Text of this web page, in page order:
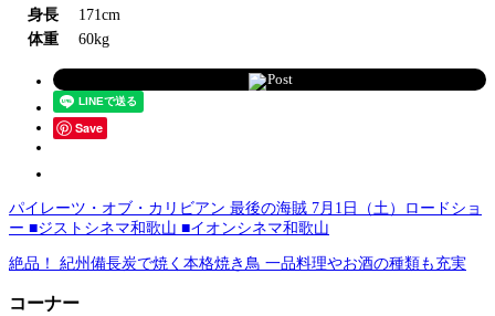
身長
171cm
体重
60kg
Post
Save
パイレーツ・オブ・カリビアン 最後の海賊 7月1日（土）ロードショ
ー ■ジストシネマ和歌山 ■イオンシネマ和歌山
絶品！ 紀州備長炭で焼く本格焼き鳥 一品料理やお酒の種類も充実
コーナー